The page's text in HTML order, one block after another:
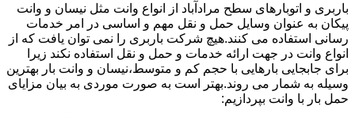
باربری و اتوبارهای سطح مرادآباد از انواع وانت مثل نیسان و وانت
پیکان به عنوان وسایل حمل و نقل مهم و اساسی در امر خدمات
رسانی استفاده می کنند.هیچ شرکت باربری را نمی توان یافت که از
انواع وانت در جهت ارائه خدمات و حمل و نقل استفاده نکند زیرا
برای جابجایی بارهایی با حجم کم و متوسط،نیسان و وانت بار بهترین
وسیله به شمار می روند.بهتر است به صورت موردی به بیان مزایای
حمل بار با وانت بپردازیم: